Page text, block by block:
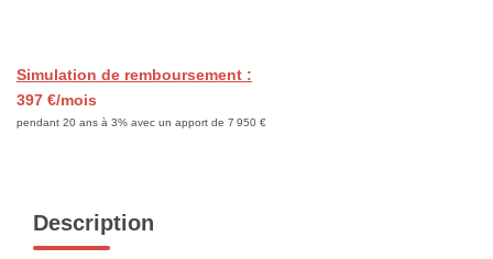
Simulation de remboursement :
397 €/mois
pendant 20 ans à 3% avec un apport de 7 950 €
Description